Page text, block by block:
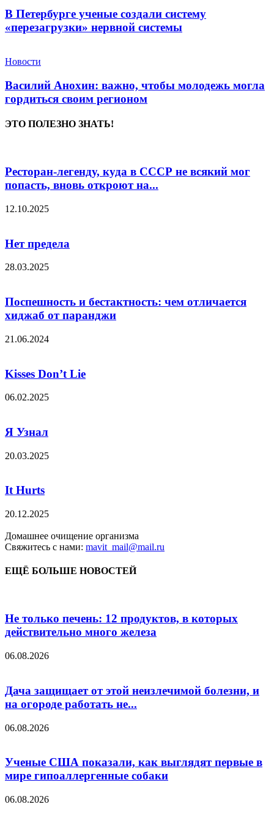
В Петербурге ученые создали систему
«перезагрузки» нервной системы
Новости
Василий Анохин: важно, чтобы молодежь могла
гордиться своим регионом
ЭТО ПОЛЕЗНО ЗНАТЬ!
Ресторан-легенду, куда в СССР не всякий мог
попасть, вновь откроют на...
12.10.2025
Нет предела
28.03.2025
Поспешность и бестактность: чем отличается
хиджаб от паранджи
21.06.2024
Kisses Don’t Lie
06.02.2025
Я Узнал
20.03.2025
It Hurts
20.12.2025
Домашнее очищение организма
Свяжитесь с нами: mavit_mail@mail.ru
ЕЩЁ БОЛЬШЕ НОВОСТЕЙ
Не только печень: 12 продуктов, в которых
действительно много железа
06.08.2026
Дача защищает от этой неизлечимой болезни, и
на огороде работать не...
06.08.2026
Ученые США показали, как выглядят первые в
мире гипоаллергенные собаки
06.08.2026